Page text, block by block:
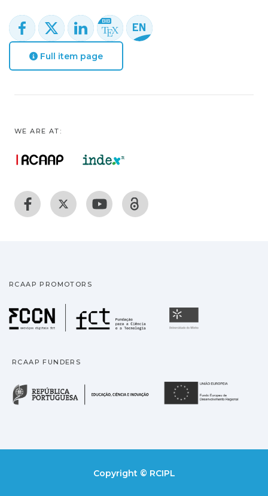
Full item page
WE ARE AT:
RCAAP PROMOTORS
Fundação para a
RCAAP FUNDERS
República Portuguesa
Copyright © RCIPL